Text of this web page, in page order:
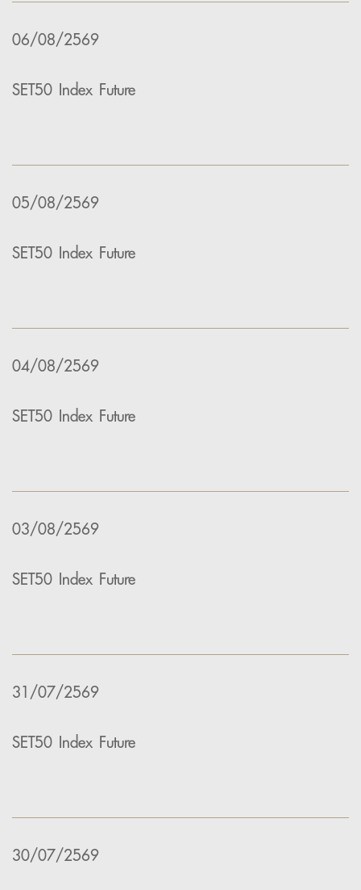
06/08/2569
SET50 Index Future
05/08/2569
SET50 Index Future
04/08/2569
SET50 Index Future
03/08/2569
SET50 Index Future
31/07/2569
SET50 Index Future
30/07/2569